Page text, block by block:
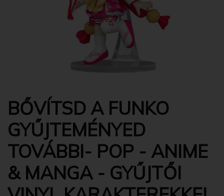
BŐVÍTSD A FUNKO
GYŰJTEMÉNYED
TOVÁBBI- POP - ANIME
& MANGA - GYŰJTŐI